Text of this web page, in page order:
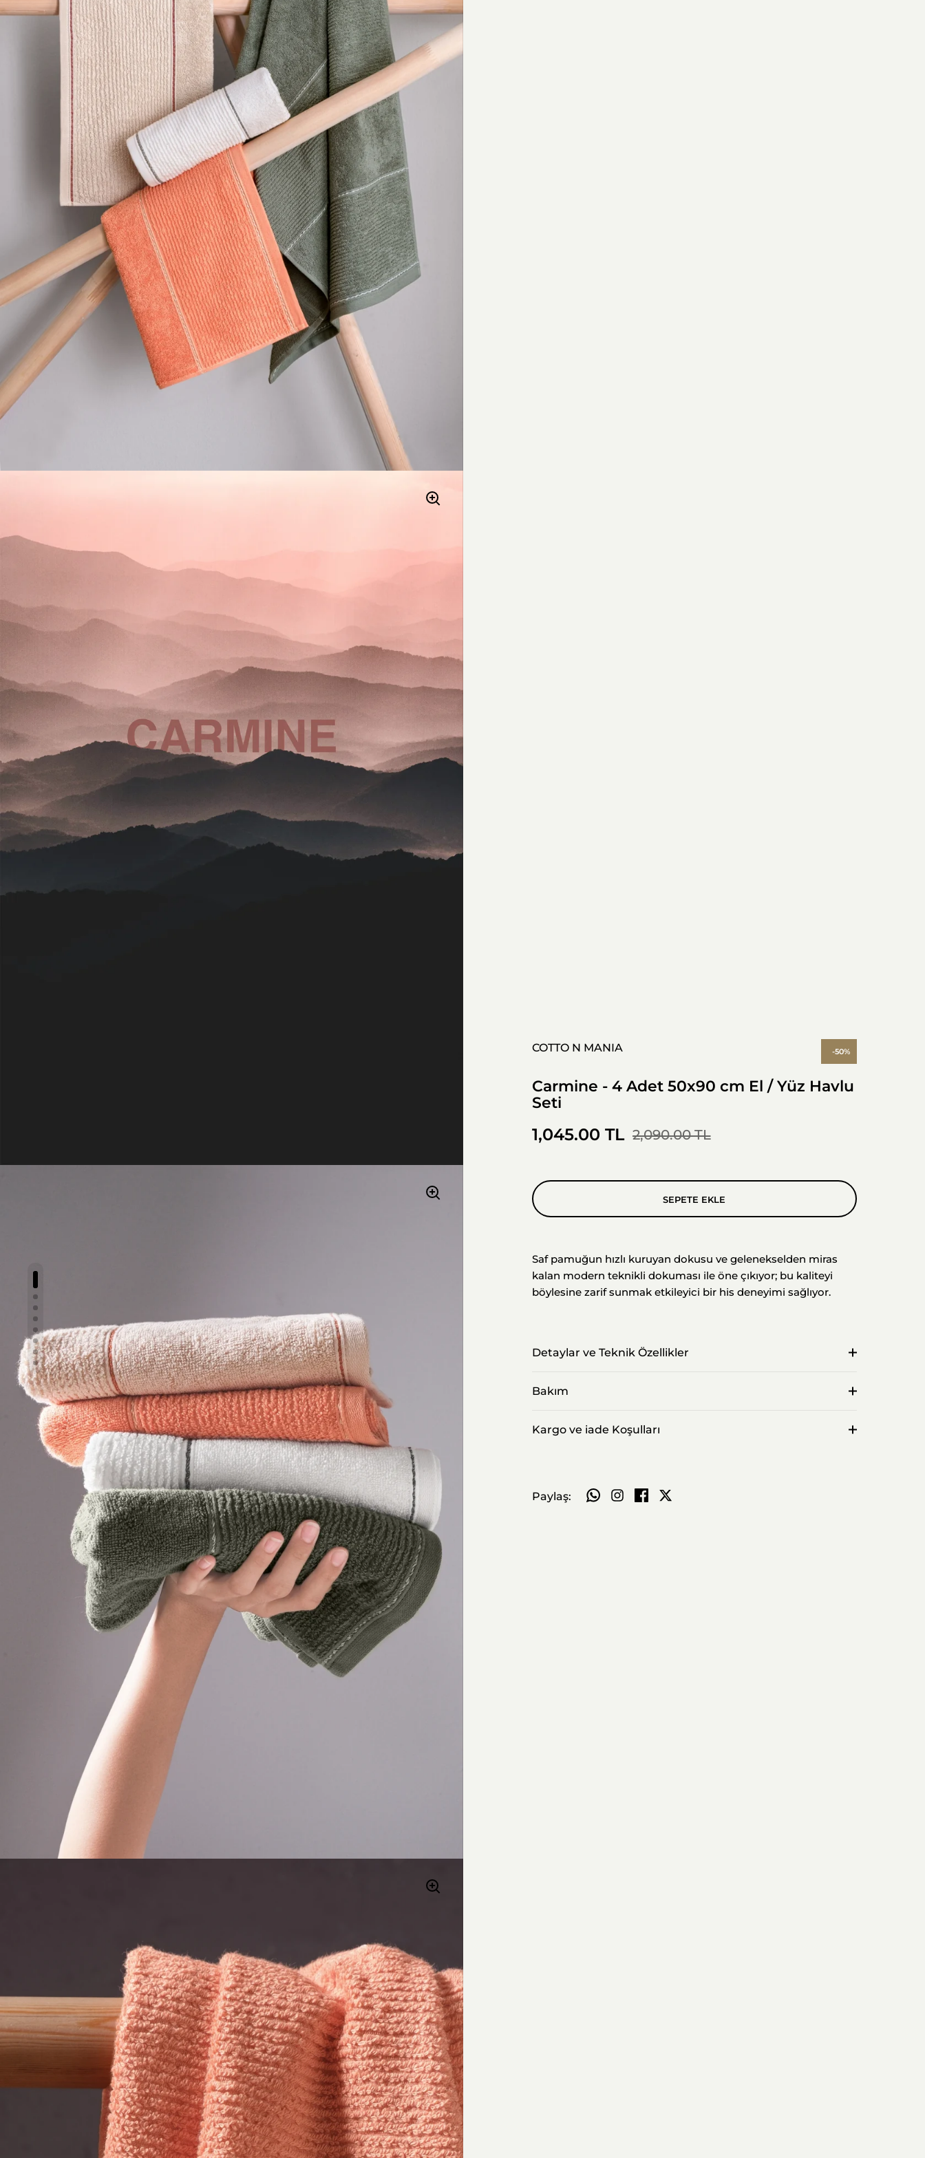
Slayt 1 göster
Slayt 2 göster
Slayt 3 göster
Slayt 4 göster
Slayt 5 göster
Slayt 6 göster
Slayt 7 göster
Slayt 8 göster
COTTO N MANIA
Carmine - 4 Adet 50x90 cm El / Yüz Havlu
Seti
-50%
1,045.00 TL 2,090.00 TL
SEPETE EKLE
Saf pamuğun hızlı kuruyan dokusu ve gelenekselden miras
kalan modern teknikli dokuması ile öne çıkıyor; bu kaliteyi
böylesine zarif sunmak etkileyici bir his deneyimi sağlıyor.
Detaylar ve Teknik Özellikler
Bakım
Kargo ve iade Koşulları
Paylaş: WhatsApp ile paylaş